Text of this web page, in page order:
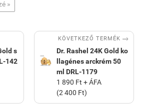
»
s
142
KÖVETKEZŐ TERMÉK 
Dr. Rashel 24K Gold ko
llagénes arckrém 50
ml DRL-1179
1 890 Ft + ÁFA
(2 400 Ft)